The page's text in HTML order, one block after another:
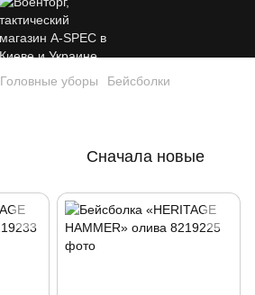
Головные уборы Бейсболки
Сначала новые